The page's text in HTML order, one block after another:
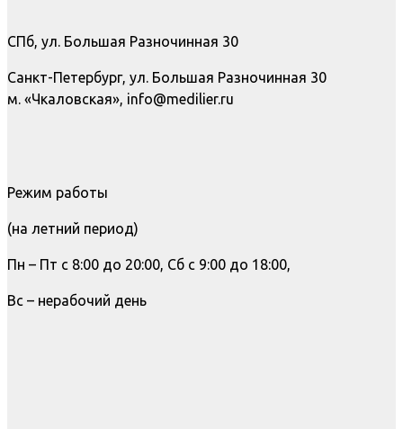
СПб, ул. Большая Разночинная 30
Санкт-Петербург, ул. Большая Разночинная 30
м. «Чкаловская», info@medilier.ru
Режим работы
(на летний период)
Пн – Пт с 8:00 до 20:00, Сб с 9:00 до 18:00,
Вс – нерабочий день